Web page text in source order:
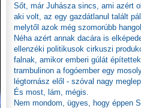
Sőt, már Juhásza sincs, ami azért
aki volt, az egy gazdátlanul talált
melytől azok még szomorúbb
Néha azért annak dacára is
ellenzéki politikusok cirkuszi
falnak, amikor emberi gúlát
trambulinon a fogóember egy
légtornász elől - szóval nagy
És most, lám, mégis.
Nem mondom, ügyes, hogy éppen